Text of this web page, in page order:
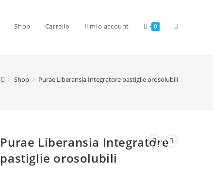
Shop Carrello Il mio account 0 Attiva/
> Shop > Purae Liberansia Integratore pastiglie orosolubili
Purae Liberansia Integratore
pastiglie orosolubili